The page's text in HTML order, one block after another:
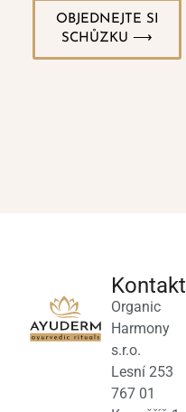
OBJEDNEJTE SI
SCHŮZKU ⟶
Kontakt
Organic
Harmony
s.r.o.
Lesní 253
767 01